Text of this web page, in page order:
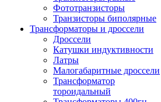
Фототранзисторы
Транзисторы биполярные
Трансформаторы и дроссели
Дроссели
Катушки индуктивности
Латры
Малогабаритные дроссели
Трансформатор
тороидальный